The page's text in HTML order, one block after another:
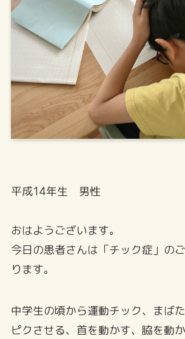
平成14年生 男性
おはようございます。
今日の患者さんは「チック症」の
ります。
中学生の頃から運動チック、まば
ピクさせる、首を動かす、脇を動